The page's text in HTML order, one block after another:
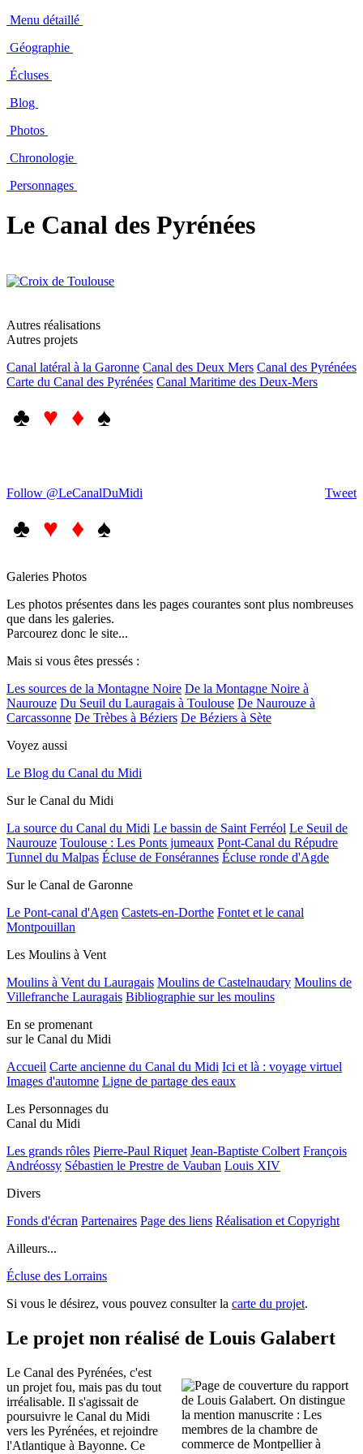
Menu détaillé
Géographie
Écluses
Blog
Photos
Chronologie
Personnages
Le Canal des Pyrénées
Autres réalisations
Autres projets
Canal latéral à la Garonne Canal des Deux Mers Canal des Pyrénées
Carte du Canal des Pyrénées Canal Maritime des Deux-Mers
♣ ♥ ♦ ♠
Tweet
Follow @LeCanalDuMidi
♣ ♥ ♦ ♠
Galeries Photos
Les photos présentes dans les pages courantes sont plus nombreuses
que dans les galeries.
Parcourez donc le site...
Mais si vous êtes pressés :
Les sources de la Montagne Noire De la Montagne Noire à
Naurouze Du Seuil du Lauragais à Toulouse De Naurouze à
Carcassonne De Trèbes à Béziers De Béziers à Sète
Voyez aussi
Le Blog du Canal du Midi
Sur le Canal du Midi
La source du Canal du Midi Le bassin de Saint Ferréol Le Seuil de
Naurouze Toulouse : Les Ponts jumeaux Pont-Canal du Répudre
Tunnel du Malpas Écluse de Fonsérannes Écluse ronde d'Agde
Sur le Canal de Garonne
Le Pont-canal d'Agen Castets-en-Dorthe Fontet et le canal
Montpouillan
Les Moulins à Vent
Moulins à Vent du Lauragais Moulins de Castelnaudary Moulins de
Villefranche Lauragais Bibliographie sur les moulins
En se promenant
sur le Canal du Midi
Accueil Carte ancienne du Canal du Midi Ici et là : voyage virtuel
Images d'automne Ligne de partage des eaux
Les Personnages du
Canal du Midi
Les grands rôles Pierre-Paul Riquet Jean-Baptiste Colbert François
Andréossy Sébastien le Prestre de Vauban Louis XIV
Divers
Fonds d'écran Partenaires Page des liens Réalisation et Copyright
Ailleurs...
Écluse des Lorrains
Si vous le désirez, vous pouvez consulter la carte du projet.
Le projet non réalisé de Louis Galabert
Le Canal des Pyrénées, c'est
un projet fou, mais pas du tout
irréalisable. Il s'agissait de
poursuivre le Canal du Midi
vers les Pyrénées, et rejoindre
l'Atlantique à Bayonne. Ce